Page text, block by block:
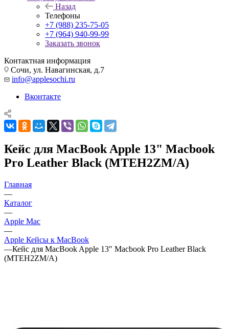
Назад
Телефоны
+7 (988) 235-75-05
+7 (964) 940-99-99
Заказать звонок
Контактная информация
Сочи, ул. Навагинская, д.7
info@applesochi.ru
Вконтакте
Кейс для MacBook Apple 13" Macbook
Pro Leather Black (MTEH2ZM/A)
Главная
—
Каталог
—
Apple Mac
—
Apple Кейсы к MacBook
—Кейс для MacBook Apple 13" Macbook Pro Leather Black
(MTEH2ZM/A)